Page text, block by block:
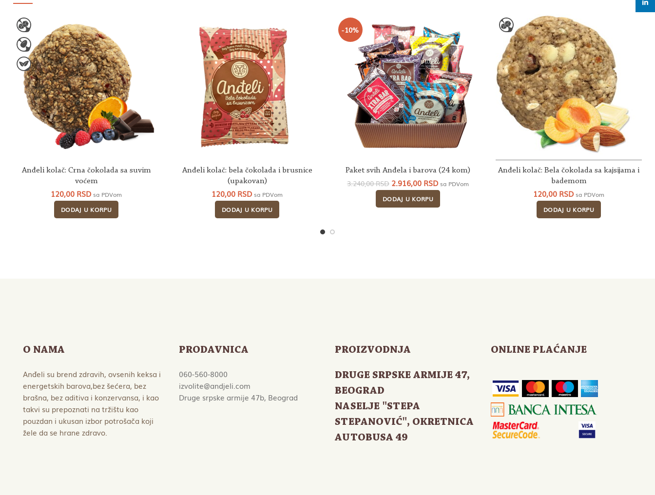
Anđeli kolač: Crna čokolada sa suvim
voćem
120,00 RSD sa PDVom
DODAJ U KORPU
Anđeli kolač: bela čokolada i brusnice
(upakovan)
120,00 RSD sa PDVom
DODAJ U KORPU
-10%
Paket svih Anđela i barova (24 kom)
3.240,00RSD Originalna
cena
je
bila:
2.916,00 RSDTrenutna
cena
2.916,00 RSD.
sa PDVom
DODAJ U KORPU
Anđeli kolač: Bela čokolada sa kajsijama i
bademom
120,00 RSD sa PDVom
DODAJ U KORPU
O NAMA
Anđeli su brend zdravih, ovsenih keksa i
energetskih barova,bez šećera, bez
brašna, bez aditiva i konzervansa, i kao
takvi su prepoznati na tržištu kao
pouzdan i ukusan izbor potrošača koji
žele da se hrane zdravo.
PRODAVNICA
060-560-8000
izvolite@andjeli.com
Druge srpske armije 47b, Beograd
PROIZVODNJA
DRUGE SRPSKE ARMIJE 47,
BEOGRAD
NASELJE "STEPA
STEPANOVIĆ", OKRETNICA
AUTOBUSA 49
ONLINE PLAĆANJE